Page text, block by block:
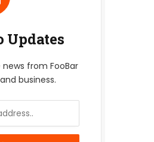
Updates
from FooBar
business.